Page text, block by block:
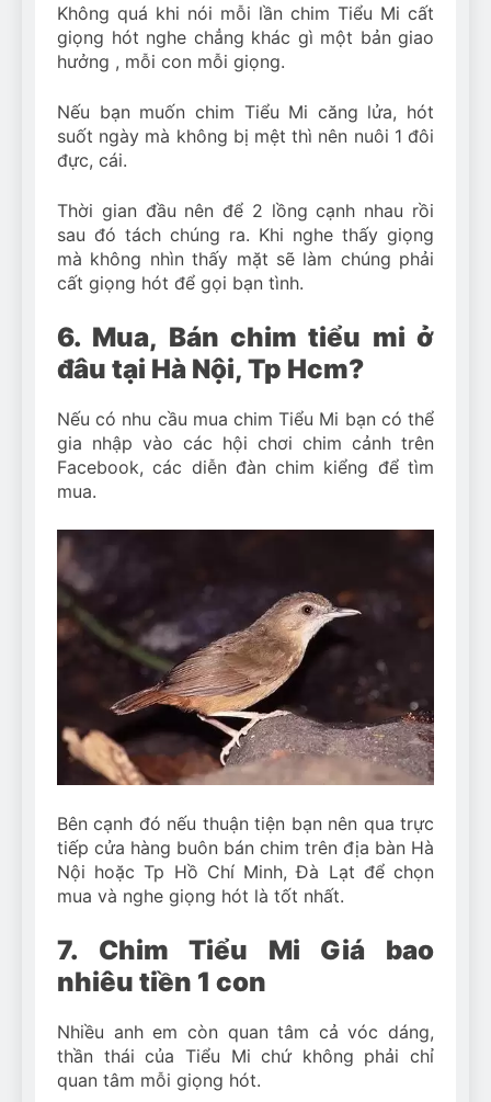
Không quá khi nói mỗi lần chim Tiểu Mi cất
giọng hót nghe chẳng khác gì một bản giao
hưởng , mỗi con mỗi giọng.
Nếu bạn muốn chim Tiểu Mi căng lửa, hót
suốt ngày mà không bị mệt thì nên nuôi 1 đôi
đực, cái.
Thời gian đầu nên để 2 lồng cạnh nhau rồi
sau đó tách chúng ra. Khi nghe thấy giọng
mà không nhìn thấy mặt sẽ làm chúng phải
cất giọng hót để gọi bạn tình.
6. Mua, Bán chim tiểu mi ở
đâu tại Hà Nội, Tp Hcm?
Nếu có nhu cầu mua chim Tiểu Mi bạn có thể
gia nhập vào các hội chơi chim cảnh trên
Facebook, các diễn đàn chim kiểng để tìm
mua.
Bên cạnh đó nếu thuận tiện bạn nên qua trực
tiếp cửa hàng buôn bán chim trên địa bàn Hà
Nội hoặc Tp Hồ Chí Minh, Đà Lạt để chọn
mua và nghe giọng hót là tốt nhất.
7. Chim Tiểu Mi Giá bao
nhiêu tiền 1 con
Nhiều anh em còn quan tâm cả vóc dáng,
thần thái của Tiểu Mi chứ không phải chỉ
quan tâm mỗi giọng hót.